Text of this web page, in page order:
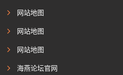
网站地图
网站地图
网站地图
海燕论坛官网